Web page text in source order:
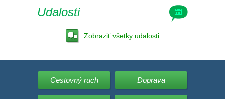
Udalosti
Zobraziť všetky udalosti
Cestovný ruch Doprava